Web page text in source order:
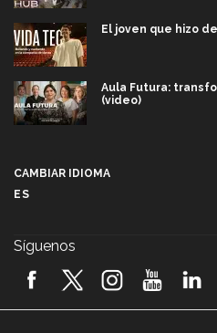
El joven que hizo
Aula Futura:
(video)
2026! (video)
CAMBIAR IDIOMA
ES
Síguenos